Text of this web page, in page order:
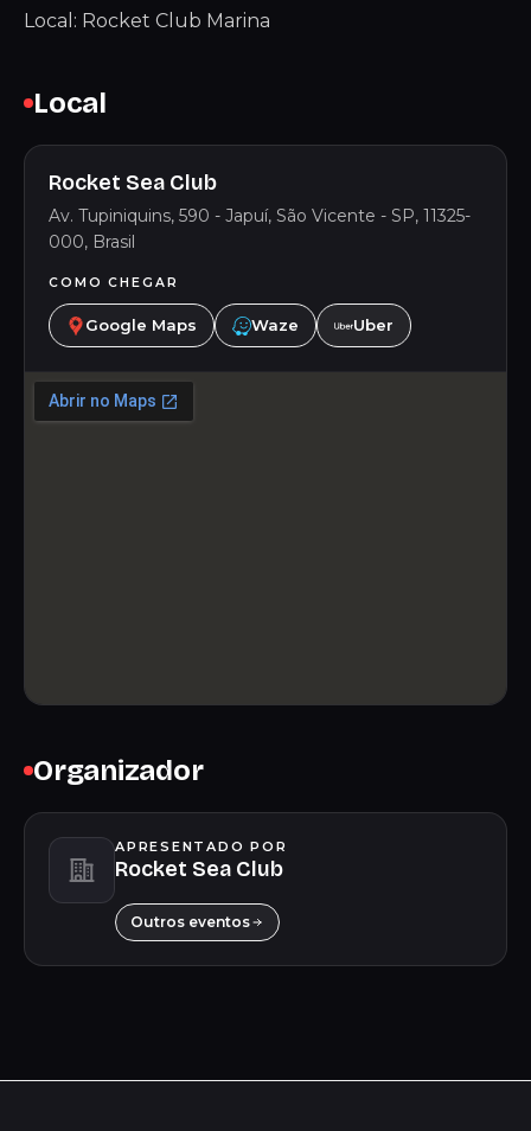
Local: Rocket Club Marina
Local
Rocket Sea Club
Av. Tupiniquins, 590 - Japuí, São Vicente - SP, 11325-
000, Brasil
COMO CHEGAR
Google Maps Waze Uber
Organizador
APRESENTADO POR
Rocket Sea Club
Outros eventos